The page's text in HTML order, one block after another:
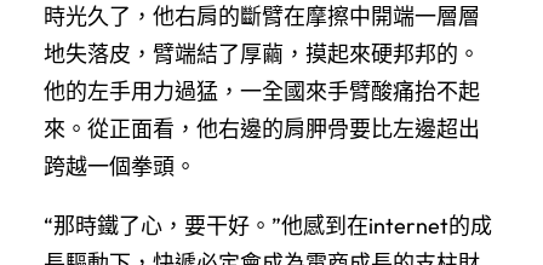
時光久了，他右肩的斷臂在摩擦中開端一層層
地失落皮，臂端結了厚繭，摸起來硬邦邦的。
他的左手用力過猛，一全國來手臂酸痛抬不起
來。從正面看，他右邊的肩胛骨要比左邊超出
跨越一個拳頭。
“那時鐵了心，要干好。”他感到在internet的成